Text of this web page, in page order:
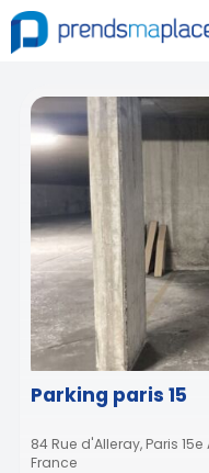
Parking paris 15
84 Rue d'Alleray, Paris
France